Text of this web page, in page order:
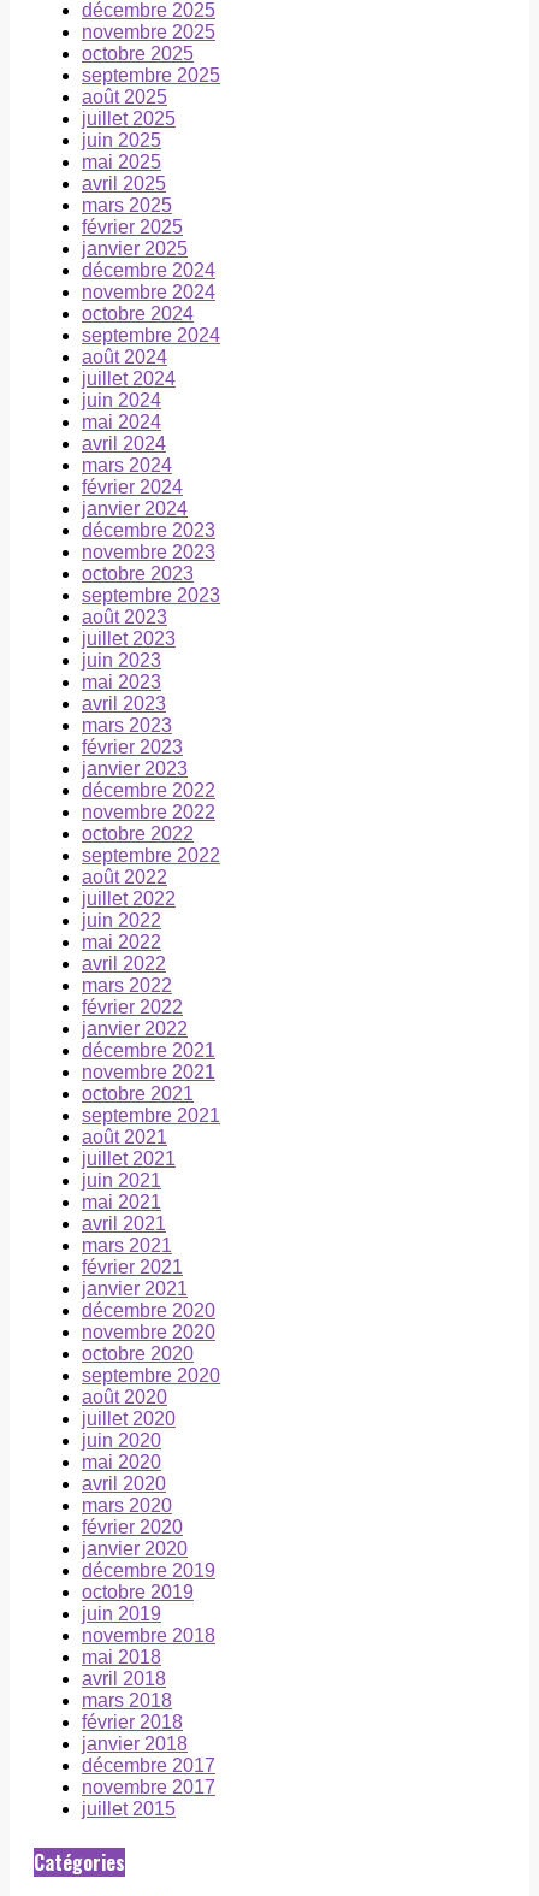
décembre 2025
novembre 2025
octobre 2025
septembre 2025
août 2025
juillet 2025
juin 2025
mai 2025
avril 2025
mars 2025
février 2025
janvier 2025
décembre 2024
novembre 2024
octobre 2024
septembre 2024
août 2024
juillet 2024
juin 2024
mai 2024
avril 2024
mars 2024
février 2024
janvier 2024
décembre 2023
novembre 2023
octobre 2023
septembre 2023
août 2023
juillet 2023
juin 2023
mai 2023
avril 2023
mars 2023
février 2023
janvier 2023
décembre 2022
novembre 2022
octobre 2022
septembre 2022
août 2022
juillet 2022
juin 2022
mai 2022
avril 2022
mars 2022
février 2022
janvier 2022
décembre 2021
novembre 2021
octobre 2021
septembre 2021
août 2021
juillet 2021
juin 2021
mai 2021
avril 2021
mars 2021
février 2021
janvier 2021
décembre 2020
novembre 2020
octobre 2020
septembre 2020
août 2020
juillet 2020
juin 2020
mai 2020
avril 2020
mars 2020
février 2020
janvier 2020
décembre 2019
octobre 2019
juin 2019
novembre 2018
mai 2018
avril 2018
mars 2018
février 2018
janvier 2018
décembre 2017
novembre 2017
juillet 2015
Catégories